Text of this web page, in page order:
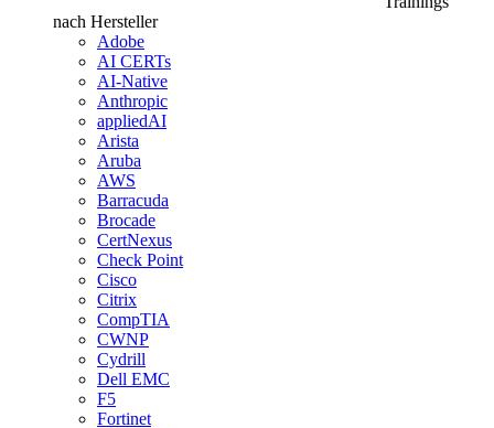
nach Hersteller
Adobe
AI CERTs
AI-Native
Anthropic
appliedAI
Arista
Aruba
AWS
Barracuda
Brocade
CertNexus
Check Point
Cisco
Citrix
CompTIA
CWNP
Cydrill
Dell EMC
F5
Fortinet